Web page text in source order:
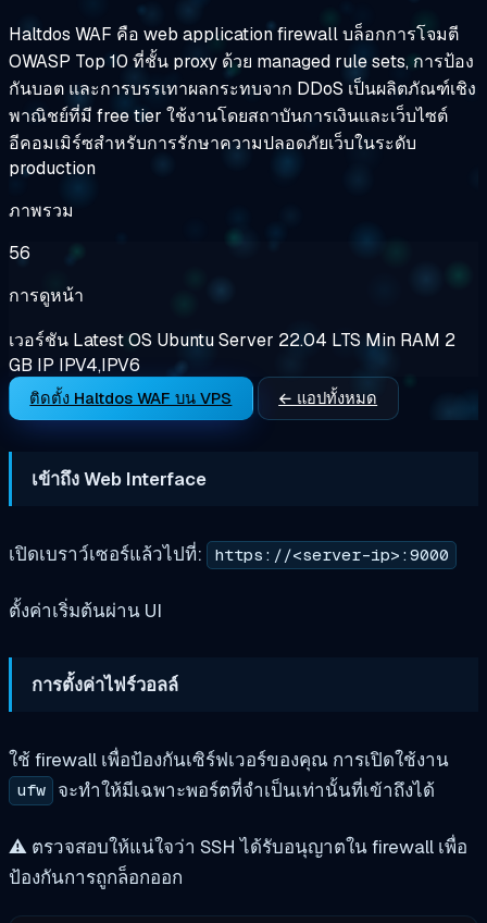
Haltdos WAF คือ web application firewall บล็อกการโจมตี
OWASP Top 10 ที่ชั้น proxy ด้วย managed rule sets, การป้อง
กันบอต และการบรรเทาผลกระทบจาก DDoS เป็นผลิตภัณฑ์เชิง
พาณิชย์ที่มี free tier ใช้งานโดยสถาบันการเงินและเว็บไซต์
อีคอมเมิร์ซสำหรับการรักษาความปลอดภัยเว็บในระดับ
production
ภาพรวม
56
การดูหน้า
เวอร์ชัน LatestOS Ubuntu Server 22.04 LTS Min RAM 2
GB IP IPV4,IPV6
ติดตั้ง Haltdos WAF บน VPS ← แอปทั้งหมด
เข้าถึง Web Interface
เปิดเบราว์เซอร์แล้วไปที่: https://<server-ip>:9000
ตั้งค่าเริ่มต้นผ่าน UI
การตั้งค่าไฟร์วอลล์
ใช้ firewall เพื่อป้องกันเซิร์ฟเวอร์ของคุณ การเปิดใช้งาน
ufw จะทำให้มีเฉพาะพอร์ตที่จำเป็นเท่านั้นที่เข้าถึงได้
⚠️ ตรวจสอบให้แน่ใจว่า SSH ได้รับอนุญาตใน firewall เพื่อ
ป้องกันการถูกล็อกออก